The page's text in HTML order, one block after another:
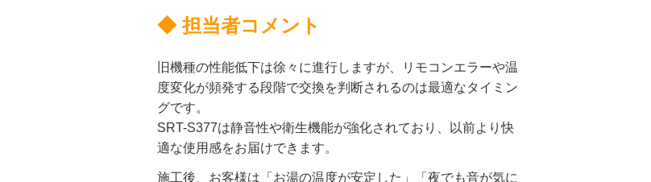
◆ 担当者コメント
旧機種の性能低下は徐々に進行しますが、リモコンエラーや温
度変化が頻発する段階で交換を判断されるのは最適なタイミン
グです。
SRT-S377は静音性や衛生機能が強化されており、以前より快
適な使用感をお届けできます。
施工後、お客様は「お湯の温度が安定した」「夜でも音が気に